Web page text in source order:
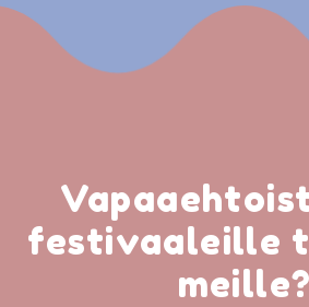
festivaaleille
meille?